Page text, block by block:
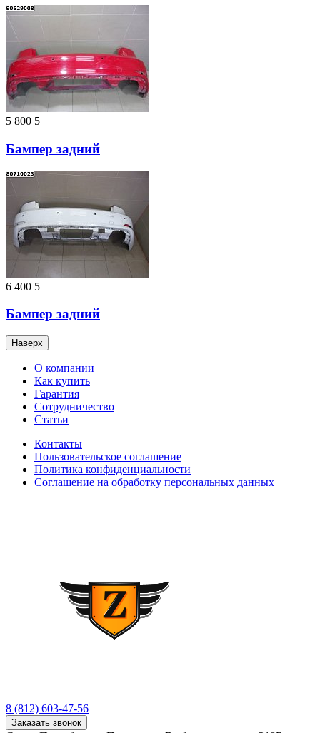
5 800 5
Бампер задний
6 400 5
Бампер задний
Наверх
О компании
Как купить
Гарантия
Сотрудничество
Статьи
Контакты
Пользовательское соглашение
Политика конфиденциальности
Соглашение на обработку персональных данных
8 (812) 603-47-56
Заказать звонок